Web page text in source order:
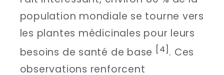
population mondiale se tourne vers
les plantes médicinales pour leurs
besoins de santé de base [4] . Ces
observations renforcent